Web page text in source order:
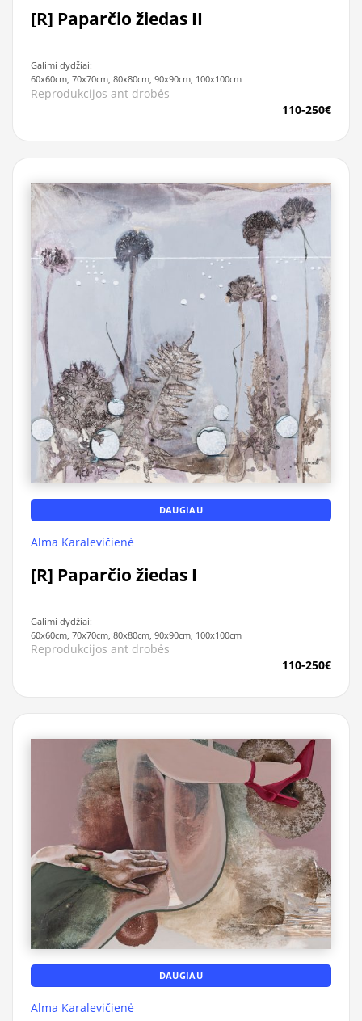
[R] Paparčio žiedas II
Galimi dydžiai:
60x60cm, 70x70cm, 80x80cm, 90x90cm, 100x100cm
Reprodukcijos ant drobės
110-250€
DAUGIAU
Alma Karalevičienė
[R] Paparčio žiedas I
Galimi dydžiai:
60x60cm, 70x70cm, 80x80cm, 90x90cm, 100x100cm
Reprodukcijos ant drobės
110-250€
DAUGIAU
Alma Karalevičienė